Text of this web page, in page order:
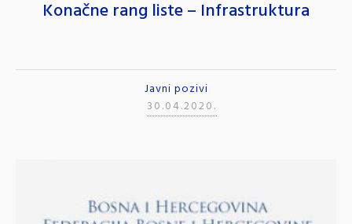
Konačne rang liste – Infrastruktura
Javni pozivi
30.04.2020.